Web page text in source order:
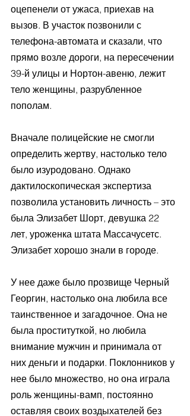
оцепенели от ужаса, приехав на
вызов. В участок позвонили с
телефона-автомата и сказали, что
прямо возле дороги, на пересечении
39-й улицы и Нортон-авеню, лежит
тело женщины, разрубленное
пополам.
Вначале полицейские не смогли
определить жертву, настолько тело
было изуродовано. Однако
дактилоскопическая экспертиза
позволила установить личность – это
была Элизабет Шорт, девушка 22
лет, уроженка штата Массачусетс.
Элизабет хорошо знали в городе.
У нее даже было прозвище Черный
Георгин, настолько она любила все
таинственное и загадочное. Она не
была проституткой, но любила
внимание мужчин и принимала от
них деньги и подарки. Поклонников у
нее было множество, но она играла
роль женщины-вамп, постоянно
оставляя своих воздыхателей без